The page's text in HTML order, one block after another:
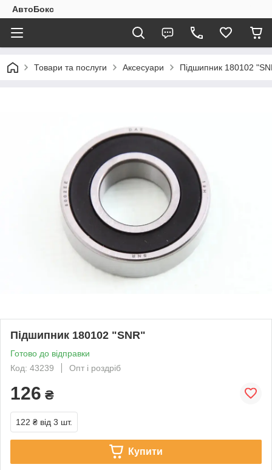
АвтоБокс
Товари та послуги Аксесуари Підшипник 180102
Підшипник 180102 "SNR"
Готово до відправки
Код: 43239
Опт і роздріб
126 ₴
122 ₴ від 3 шт.
Купити